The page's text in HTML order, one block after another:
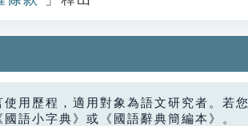
用歷程，適用對象為語文研究者。若
語小字典》或《國語辭典簡編本》。